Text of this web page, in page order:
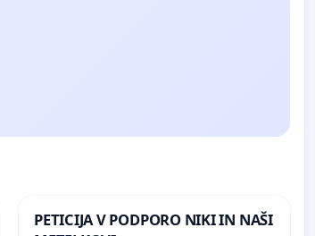
PETICIJA V PODPORO NIKI IN NAŠI